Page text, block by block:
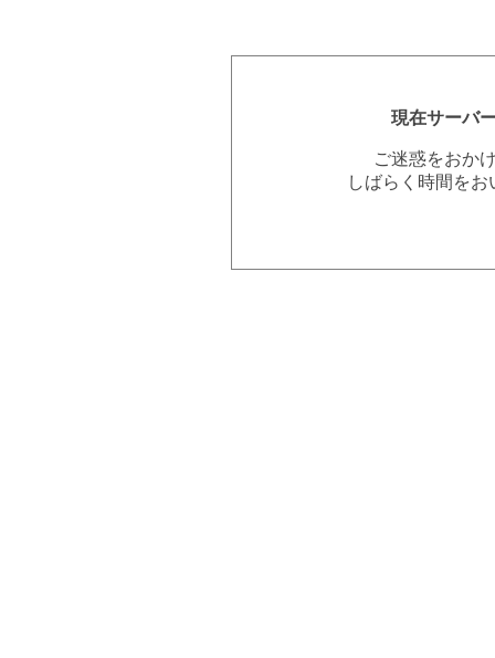
現在サーバ
ご迷惑をおか
しばらく時間を